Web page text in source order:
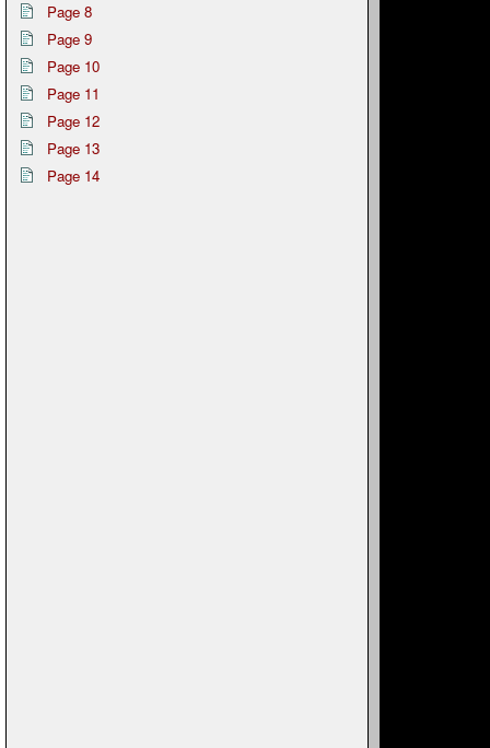
Page 8
Page 9
Page 10
Page 11
Page 12
Page 13
Page 14